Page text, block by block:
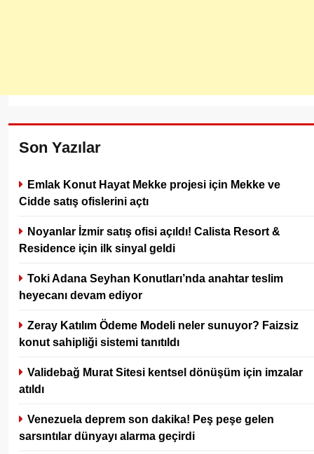
Son Yazılar
Emlak Konut Hayat Mekke projesi için Mekke ve
Cidde satış ofislerini açtı
Noyanlar İzmir satış ofisi açıldı! Calista Resort &
Residence için ilk sinyal geldi
Toki Adana Seyhan Konutları’nda anahtar teslim
heyecanı devam ediyor
Zeray Katılım Ödeme Modeli neler sunuyor? Faizsiz
konut sahipliği sistemi tanıtıldı
Validebağ Murat Sitesi kentsel dönüşüm için imzalar
atıldı
Venezuela deprem son dakika! Peş peşe gelen
sarsıntılar dünyayı alarma geçirdi